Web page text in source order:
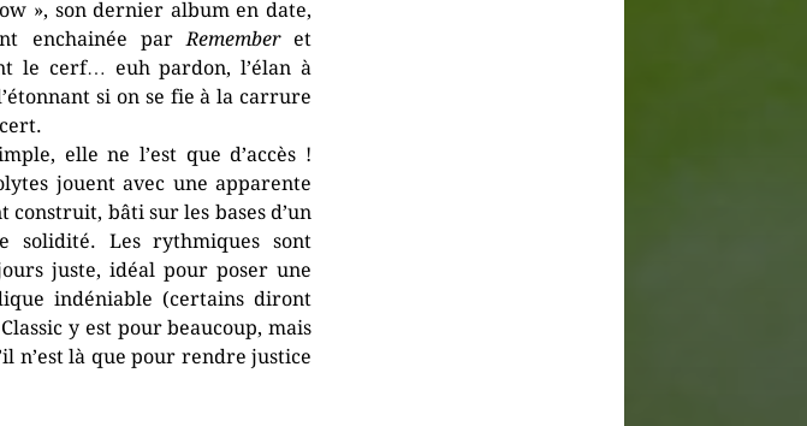
», son dernier album en date,
enchainée parRememberet
le cerf… euh pardon, l’élan à
si on se fie à la carrure
elle ne l’est que d’accès !
jouent avec une apparente
bâti sur les bases d’un
solidité. Les rythmiques sont
juste, idéal pour poser une
indéniable (certains diront
y est pour beaucoup, mais
n’est là que pour rendre justice